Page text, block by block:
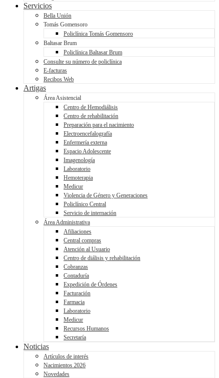
Servicios
Bella Unión
Tomás Gomensoro
Policlínica Tomás Gomensoro
Baltasar Brum
Policlínica Baltasar Brum
Consulte su número de policlínica
E-facturas
Recibos Web
Artigas
Área Asistencial
Centro de Hemodiálisis
Centro de rehabilitación
Preparación para el nacimiento
Electroencefalografía
Enfermería externa
Espacio Adolescente
Imagenología
Laboratorio
Hemoterapia
Medicur
Violencia de Género y Generaciones
Policlínico Central
Servicio de internación
Área Administrativa
Afiliaciones
Central compras
Atención al Usuario
Centro de diálisis y rehabilitación
Cobranzas
Contaduría
Expedición de Órdenes
Facturación
Farmacia
Laboratorio
Medicur
Recursos Humanos
Secretaría
Noticias
Artículos de interés
Nacimientos 2026
Novedades